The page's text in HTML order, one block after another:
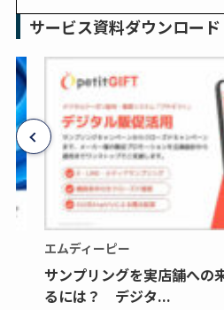
サービス資料ダウンロード
エムディーピー
サンプリングを実店舗への
るには？ デジタ...